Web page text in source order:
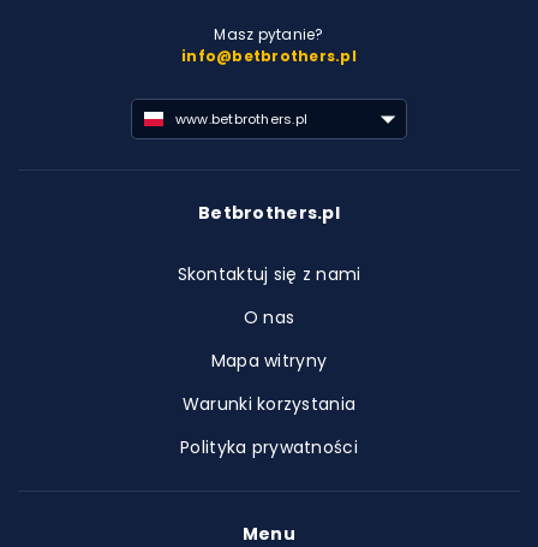
Masz pytanie?
info@betbrothers.pl
www.betbrothers.pl
Betbrothers.pl
Skontaktuj się z nami
O nas
Mapa witryny
Warunki korzystania
Polityka prywatności
Menu